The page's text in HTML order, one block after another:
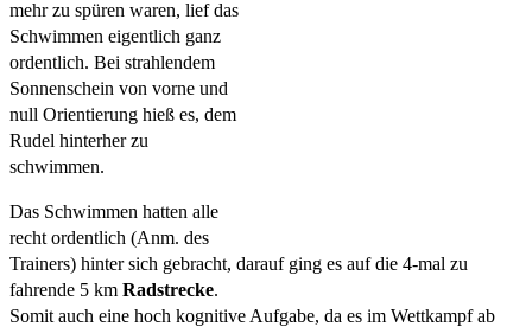
mehr zu spüren waren, lief das
Schwimmen eigentlich ganz
ordentlich. Bei strahlendem
Sonnenschein von vorne und
null Orientierung hieß es, dem
Rudel hinterher zu
schwimmen.
Das Schwimmen hatten alle
recht ordentlich (Anm. des
Trainers) hinter sich gebracht, darauf ging es auf die 4-mal zu
fahrende 5 km Radstrecke.
Somit auch eine hoch kognitive Aufgabe, da es im Wettkampf ab